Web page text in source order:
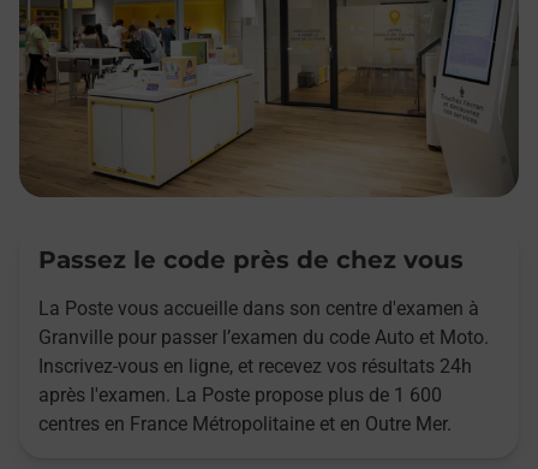
Passez le code près de chez vous
La Poste vous accueille dans son centre d'examen à
Granville pour passer l’examen du code Auto et Moto.
Inscrivez-vous en ligne, et recevez vos résultats 24h
après l'examen. La Poste propose plus de 1 600
centres en France Métropolitaine et en Outre Mer.